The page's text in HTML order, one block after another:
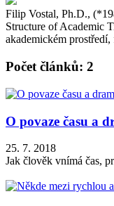
Filip Vostal, Ph.D.,
Structure of Academic
akademickém
Počet článků: 2
O povaze času a
25. 7. 2018
Jak člověk vnímá čas,